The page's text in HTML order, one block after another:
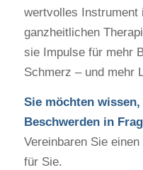
wertvolles Instrument
ganzheitlichen
sie Impulse für mehr
Schmerz – und mehr
Sie möchten
Beschwerden in
Vereinbaren Sie
für Sie.